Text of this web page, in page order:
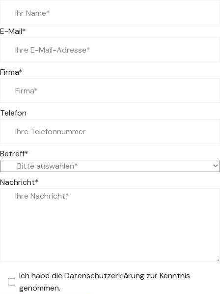
E-Mail*
Firma*
Telefon
Betreff*
Nachricht*
Ich habe die Datenschutzerklärung zur Kenntnis
genommen.